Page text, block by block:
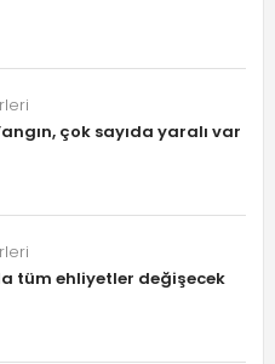
çok sayıda yaralı var
tüm ehliyetler değişecek